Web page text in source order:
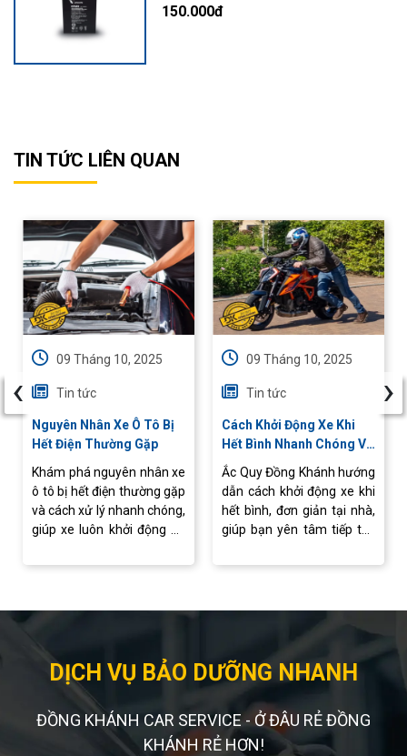
150.000đ
TIN TỨC LIÊN QUAN
09 Tháng 10, 2025
Tin tức
Nguyên Nhân Xe Ô Tô Bị
Hết Điện Thường Gặp
Khám phá nguyên nhân xe
ô tô bị hết điện thường gặp
và cách xử lý nhanh chóng,
giúp xe luôn khởi động ổn
09 Tháng 10, 2025
Tin tức
Cách Khởi Động Xe Khi
Hết Bình Nhanh Chóng Và
An Toàn
Ắc Quy Đồng Khánh hướng
dẫn cách khởi động xe khi
hết bình, đơn giản tại nhà,
giúp bạn yên tâm tiếp tục
gián đoạn.
‹ ›
DỊCH VỤ BẢO DƯỠNG NHANH
ĐỒNG KHÁNH CAR SERVICE - Ở ĐÂU RẺ ĐỒNG
KHÁNH RẺ HƠN!